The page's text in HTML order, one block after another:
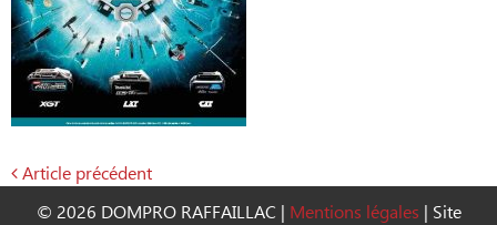
Navigation
Article précédent
© 2026 DOMPRO RAFFAILLAC | Mentions légales | Site